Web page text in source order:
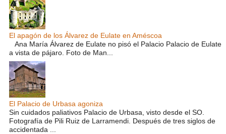
El apagón de los Álvarez de Eulate en Améscoa
Ana María Álvarez de Eulate no pisó el Palacio Palacio de Eulate
a vista de pájaro. Foto de Man...
El Palacio de Urbasa agoniza
Sin cuidados paliativos Palacio de Urbasa, visto desde el SO.
Fotografía de Pili Ruiz de Larramendi. Después de tres siglos de
accidentada ...